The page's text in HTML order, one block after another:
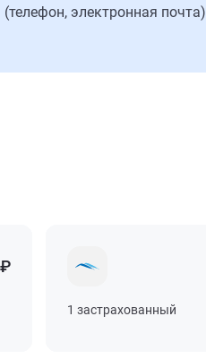
(телефон, электронная почта)
1 застрахованный
1 застрахованный
1 застрахованный
1 застрахованный